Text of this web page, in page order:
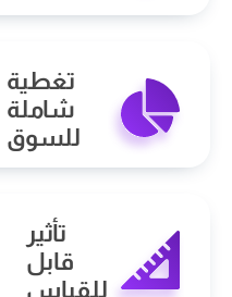
تغطية
شاملة
للسوق
تأثير
قابل
للقياس